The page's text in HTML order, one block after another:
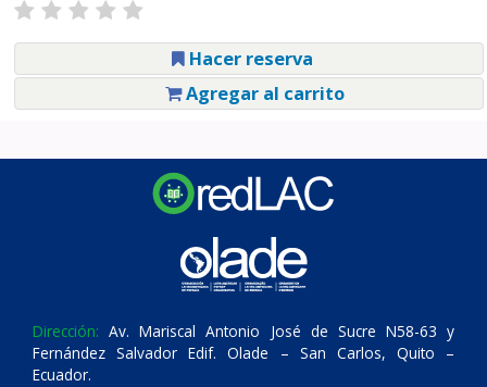
Hacer reserva
Agregar al carrito
Dirección: Av. Mariscal Antonio José de Sucre N58-63 y
Fernández Salvador Edif. Olade – San Carlos, Quito –
Ecuador.